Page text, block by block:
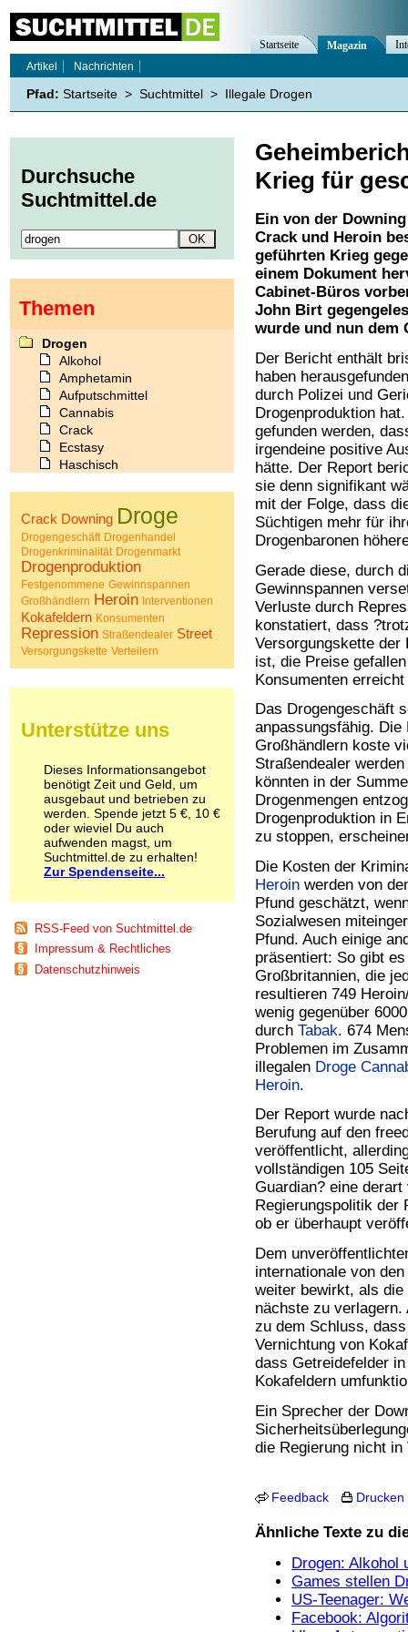
Krieg für
Ein von der
Crack und Heroin
geführten Krieg
einem Dokument
Cabinet-Büros
John Birt
wurde und nun dem
Der Bericht enthält
haben
durch Polizei und
Drogenproduktion
gefunden werden,
irgendeine positive
hätte. Der Report
sie denn signifikant
mit der Folge, dass
Süchtigen mehr für
Drogenbaronen
Gerade diese, durch
Gewinnspannen
Verluste durch
konstatiert, dass
Versorgungskette
ist, die Preise
Konsumenten erreicht
Das Drogengeschäft
anpassungsfähig. Die
Großhändlern koste
Straßendealer
könnten in der
Drogenmengen
Drogenproduktion in
zu stoppen,
Die Kosten der
Heroin werden von
Pfund geschätzt,
Sozialwesen
Pfund. Auch einige
präsentiert: So gibt
Großbritannien, die
resultieren 749
wenig gegenüber
durch Tabak. 674
Problemen im
illegalen Droge
Heroin.
Der Report wurde
Berufung auf den
veröffentlicht,
vollständigen 105
Guardian? eine
Regierungspolitik der
ob er überhaupt
Dem
internationale von
weiter bewirkt, als die
nächste zu
zu dem Schluss,
Vernichtung von
dass Getreidefelder
Kokafeldern
Ein Sprecher der
die Regierung nicht
Feedback Drucken
Ähnliche Texte zu
Drogen: Alkohol
Games stellen
US-Teenager:
Facebook:
Startseite Magazin
Artikel
Nachrichten
Pfad: Startseite > Suchtmittel > Illegale Drogen
Durchsuche
Suchtmittel.de
Themen
Drogen
Alkohol
Amphetamin
Aufputschmittel
Cannabis
Crack
Ecstasy
Haschisch
Koffein
Kokain
Lachgas
LSD
Marihuana
Medikamente
Meskalin
Metamphetamin
Methadon
Morphin
Muskatnuss
Opium
Pilze
Psychopharmaka
Schlafmittel
Schmerzmittel
Schnüffelstoffe
Spice
Sucht / Süchte
Alkoholsucht
Computersucht
Ess-Brechsucht
Essstörungen
Crack Downing Droge
Drogengeschäft Drogenhandel
Drogenkriminalität Drogenmarkt
Drogenproduktion
Festgenommene Gewinnspannen
Großhändlern Heroin Interventionen
Kokafeldern Konsumenten
Repression Straßendealer Street
Versorgungskette Verteilern
Unterstütze uns
Dieses Informationsangebot
benötigt Zeit und Geld, um
ausgebaut und betrieben zu
werden. Spende jetzt 5 €, 10 €
oder wieviel Du auch
aufwenden magst, um
Suchtmittel.de zu erhalten!
Zur Spendenseite...
RSS-Feed von Suchtmittel.de
Impressum & Rechtliches
Datenschutzhinweis